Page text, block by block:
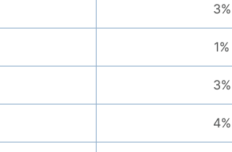
3%
1%
3%
4%